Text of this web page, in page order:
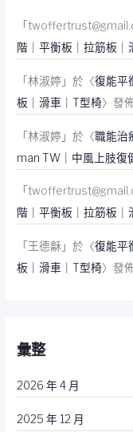
「
階｜平衡板｜拉筋板｜
「林淑婷 」於〈復能平
板｜滑車｜T型椅〉發
「林淑婷 」於〈職能治
man TW｜中風上肢復
「
階｜平衡板｜拉筋板｜
「 王德龢 」於〈復能平
板｜滑車｜T型椅〉發
彙整
2026 年 4 月
2025 年 12 月